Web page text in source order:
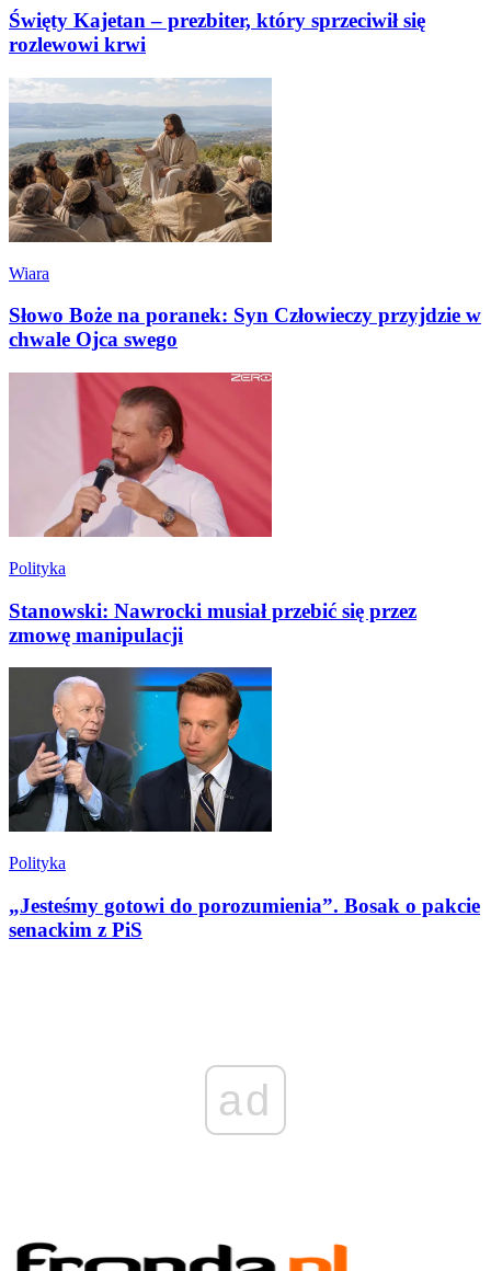
Święty Kajetan – prezbiter, który sprzeciwił się
rozlewowi krwi
Wiara
Słowo Boże na poranek: Syn Człowieczy przyjdzie w
chwale Ojca swego
Polityka
Stanowski: Nawrocki musiał przebić się przez
zmowę manipulacji
Polityka
„Jesteśmy gotowi do porozumienia”. Bosak o pakcie
senackim z PiS
ad